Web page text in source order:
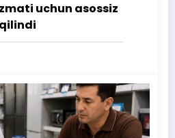
uchun asossiz